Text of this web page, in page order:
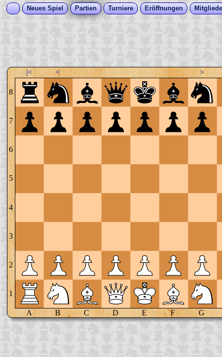
Neues Spiel Partien Turniere Eröffnungen
|< < >
8
7
6
5
4
3
2
1
A B C D E F G